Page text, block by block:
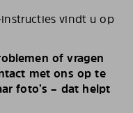
vindt u op
of vragen
met ons op te
foto’s – dat helpt